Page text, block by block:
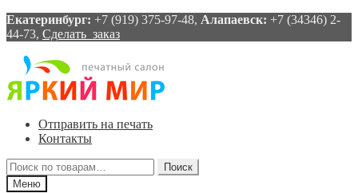
Екатеринбург: +7 (919) 375-97-48, Алапаевск: +7 (34346) 2-
44-73, Сделать заказ
Перейти
навигации
Перейти
содержимому
Отправить на печать
Контакты
Искать:
Поиск
Меню